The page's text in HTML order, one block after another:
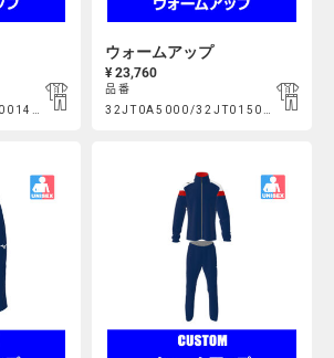
32JT0A4000/32JT001400
ウォームアップ
¥ 23,760
Product
Actions
品番
32JT0A5000/32JT015000